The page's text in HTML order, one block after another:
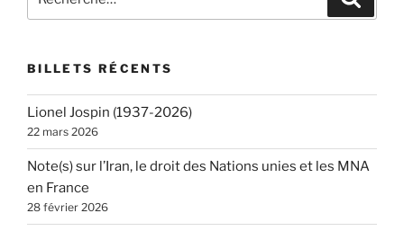
pour
BILLETS RÉCENTS
Lionel Jospin (1937-2026)
22 mars 2026
Note(s) sur l’Iran, le droit des Nations unies et les MNA
en France
28 février 2026